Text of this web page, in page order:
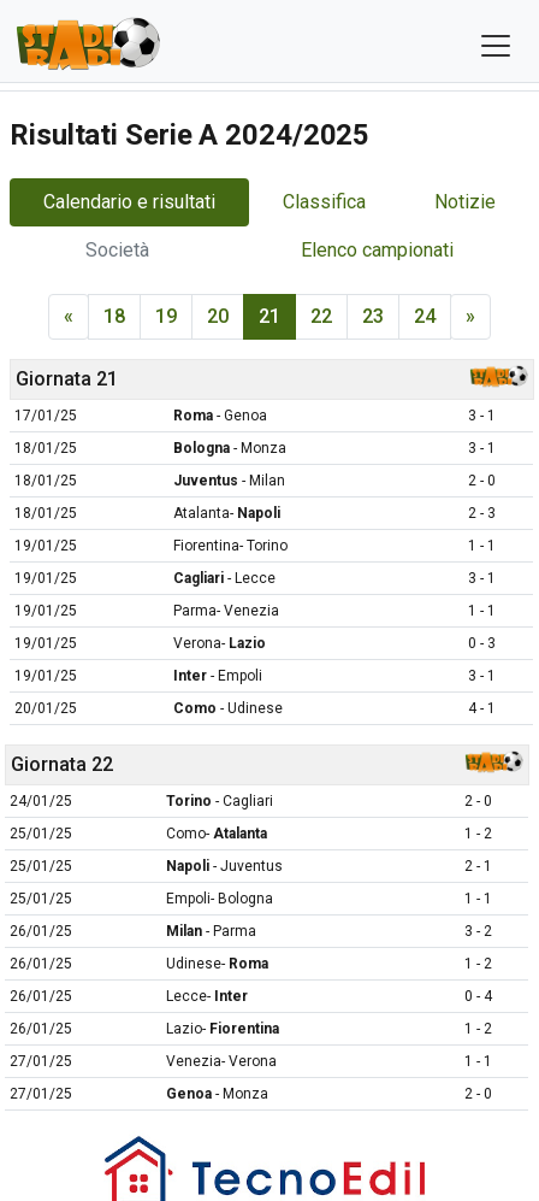
Risultati Serie A 2024/2025
Calendario e risultati Classifica Notizie
Società Elenco campionati
« 18 19 20 21 22 23 24 »
Giornata 21
17/01/25 Roma - Genoa
3 - 1
18/01/25
Bologna - Monza
3 - 1
18/01/25
Juventus - Milan
2 - 0
18/01/25
Atalanta- Napoli
2 - 3
19/01/25
Fiorentina- Torino
1 - 1
19/01/25
Cagliari - Lecce
3 - 1
19/01/25
Parma- Venezia
1 - 1
19/01/25
Verona- Lazio
0 - 3
19/01/25
Inter - Empoli
3 - 1
20/01/25
Como - Udinese 4 - 1
Giornata 22
24/01/25 Torino - Cagliari
2 - 0
25/01/25
Como- Atalanta
1 - 2
25/01/25
Napoli - Juventus
2 - 1
25/01/25
Empoli- Bologna
1 - 1
26/01/25
Milan - Parma
3 - 2
26/01/25
Udinese- Roma
1 - 2
26/01/25
Lecce- Inter
0 - 4
26/01/25
Lazio- Fiorentina
1 - 2
27/01/25
Venezia- Verona
1 - 1
27/01/25
Genoa - Monza 2 - 0